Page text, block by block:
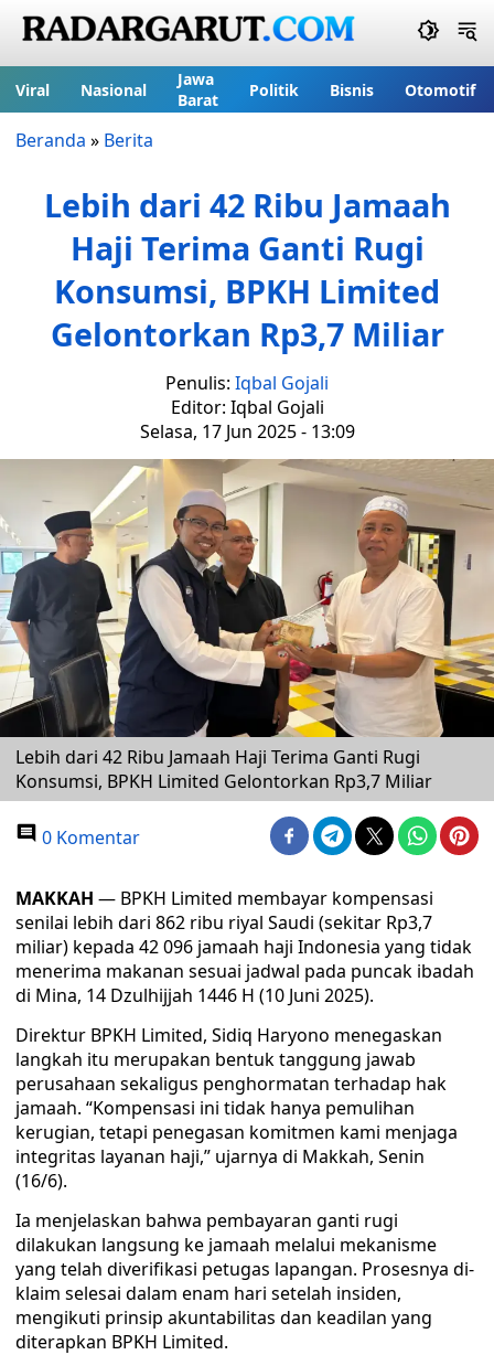
Viral Nasional
Jawa
Barat
Politik Bisnis Otomotif
Beranda » Berita
Lebih dari 42 Ribu Jamaah
Haji Terima Ganti Rugi
Konsumsi, BPKH Limited
Gelontorkan Rp3,7 Miliar
Penulis: Iqbal Gojali
Editor: Iqbal Gojali
Selasa, 17 Jun 2025 - 13:09
Lebih dari 42 Ribu Jamaah Haji Terima Ganti Rugi
Konsumsi, BPKH Limited Gelontorkan Rp3,7 Miliar
0 Komentar
MAKKAH — BPKH Limited membayar kompensasi
senilai lebih dari 862 ribu riyal Saudi (sekitar Rp3,7
miliar) kepada 42 096 jamaah haji Indonesia yang tidak
menerima makanan sesuai jadwal pada puncak ibadah
di Mina, 14 Dzulhijjah 1446 H (10 Juni 2025).
Direktur BPKH Limited, Sidiq Haryono menegaskan
langkah itu merupakan bentuk tanggung jawab
perusahaan sekaligus penghormatan terhadap hak
jamaah. “Kompensasi ini tidak hanya pemulihan
kerugian, tetapi penegasan komitmen kami menjaga
integritas layanan haji,” ujarnya di Makkah, Senin
(16/6).
Ia menjelaskan bahwa pembayaran ganti rugi
dilakukan langsung ke jamaah melalui mekanisme
yang telah diverifikasi petugas lapangan. Prosesnya di­
klaim selesai dalam enam hari setelah insiden,
mengikuti prinsip akuntabilitas dan keadilan yang
diterapkan BPKH Limited.